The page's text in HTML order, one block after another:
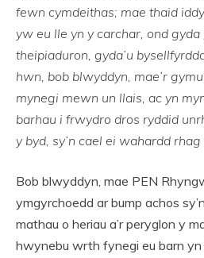
fewn cymdeithas; mae thaid
yw eu lle yn y carchar, ond
theipiaduron, gyda’u
hwn, bob blwyddyn, mae’r
mynegi mewn un llais, ac yn
barhau i frwydro dros ryddid
y byd, sy’n cael ei wahardd
Bob blwyddyn, mae PEN
ymgyrchoedd ar bump achos
mathau o heriau a’r peryglon y
hwynebu wrth fynegi eu barn